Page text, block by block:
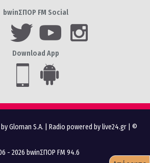
bwinΣΠΟΡ FM Social
Download App
Gloman S.A. Radio powered by live24.gr | ©
- 2026 bwinΣΠΟΡ FM 94.6